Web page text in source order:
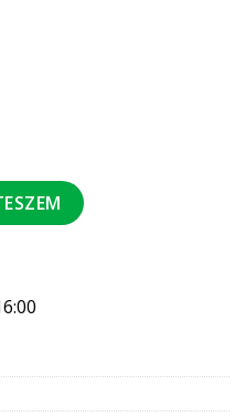
14 db / doboz mennyiség